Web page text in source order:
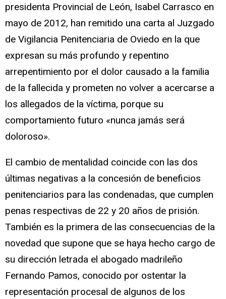
presidenta Provincial de León, Isabel Carrasco en
mayo de 2012, han remitido una carta al Juzgado
de Vigilancia Penitenciaria de Oviedo en la que
expresan su más profundo y repentino
arrepentimiento por el dolor causado a la familia
de la fallecida y prometen no volver a acercarse a
los allegados de la víctima, porque su
comportamiento futuro «nunca jamás será
doloroso».
El cambio de mentalidad coincide con las dos
últimas negativas a la concesión de beneficios
penitenciarios para las condenadas, que cumplen
penas respectivas de 22 y 20 años de prisión.
También es la primera de las consecuencias de la
novedad que supone que se haya hecho cargo de
su dirección letrada el abogado madrileño
Fernando Pamos, conocido por ostentar la
representación procesal de algunos de los